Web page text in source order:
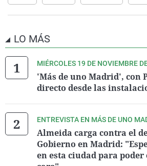
LO MÁS
MIÉRCOLES 19 DE NOVIEMBRE
'Más de uno Madrid', con
directo desde las
ENTREVISTA EN MÁS DE UNO
Almeida carga contra el
Gobierno en Madrid:
en esta ciudad para